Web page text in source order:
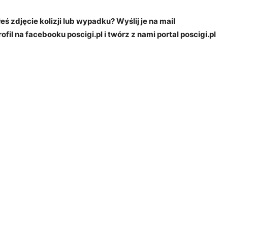
zdjęcie kolizji lub wypadku? Wyślij je na mail
na facebooku poscigi.pl i twórz z nami portal poscigi.pl